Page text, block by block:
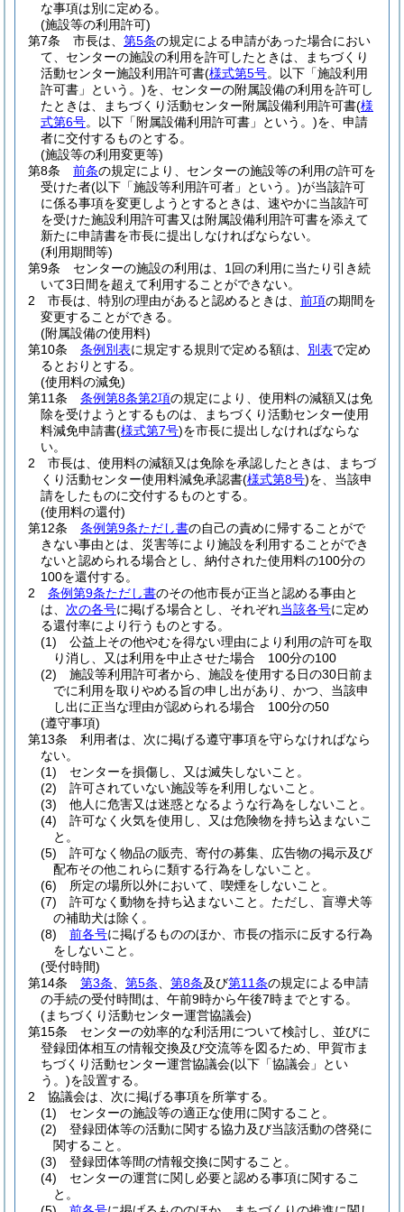
な事項は別に定める。
(施設等の利用許可)
第7条
市長は、 第5条の規定による申請があった場合におい
て、センターの施設の利用を許可したときは、まちづくり
活動センター施設利用許可書(様式第5号。以下「施設利用
許可書」という。)を、センターの附属設備の利用を許可し
たときは、まちづくり活動センター附属設備利用許可書(様
式第6号。以下「附属設備利用許可書」という。)を、申請
者に交付するものとする。
(施設等の利用変更等)
第8条
前条の規定により、センターの施設等の利用の許可を
受けた者(以下「施設等利用許可者」という。)が当該許可
に係る事項を変更しようとするときは、速やかに当該許可
を受けた施設利用許可書又は附属設備利用許可書を添えて
新たに申請書を市長に提出しなければならない。
(利用期間等)
第9条
センターの施設の利用は、1回の利用に当たり引き続
いて3日間を超えて利用することができない。
2
市長は、特別の理由があると認めるときは、 前項の期間を
変更することができる。
(附属設備の使用料)
第10条
条例別表に規定する規則で定める額は、 別表で定め
るとおりとする。
(使用料の減免)
第11条
条例第8条第2項の規定により、使用料の減額又は免
除を受けようとするものは、まちづくり活動センター使用
料減免申請書(様式第7号)を市長に提出しなければならな
い。
2
市長は、使用料の減額又は免除を承認したときは、まちづ
くり活動センター使用料減免承認書(様式第8号)を、当該申
請をしたものに交付するものとする。
(使用料の還付)
第12条
条例第9条ただし書の自己の責めに帰することがで
きない事由とは、災害等により施設を利用することができ
ないと認められる場合とし、納付された使用料の100分の
100を還付する。
2
条例第9条ただし書のその他市長が正当と認める事由と
は、 次の各号に掲げる場合とし、それぞれ当該各号に定め
る還付率により行うものとする。
(1)
公益上その他やむを得ない理由により利用の許可を取
り消し、又は利用を中止させた場合 100分の100
(2)
施設等利用許可者から、施設を使用する日の30日前ま
でに利用を取りやめる旨の申し出があり、かつ、当該申
し出に正当な理由が認められる場合 100分の50
(遵守事項)
第13条
利用者は、次に掲げる遵守事項を守らなければなら
ない。
(1)
センターを損傷し、又は滅失しないこと。
(2)
許可されていない施設等を利用しないこと。
(3)
他人に危害又は迷惑となるような行為をしないこと。
(4)
許可なく火気を使用し、又は危険物を持ち込まないこ
と。
(5)
許可なく物品の販売、寄付の募集、広告物の掲示及び
配布その他これらに類する行為をしないこと。
(6)
所定の場所以外において、喫煙をしないこと。
(7)
許可なく動物を持ち込まないこと。 ただし、盲導犬等
の補助犬は除く。
(8)
前各号に掲げるもののほか、市長の指示に反する行為
をしないこと。
(受付時間)
第14条
第3条 第5条 第8条及び第11条の規定による申請
の手続の受付時間は、午前9時から午後7時までとする。
(まちづくり活動センター運営協議会)
第15条
センターの効率的な利活用について検討し、並びに
登録団体相互の情報交換及び交流等を図るため、甲賀市ま
ちづくり活動センター運営協議会(以下「協議会」とい
う。)を設置する。
2
協議会は、次に掲げる事項を所掌する。
(1)
センターの施設等の適正な使用に関すること。
(2)
登録団体等の活動に関する協力及び当該活動の啓発に
関すること。
(3)
登録団体等間の情報交換に関すること。
(4)
センターの運営に関し必要と認める事項に関するこ
と。